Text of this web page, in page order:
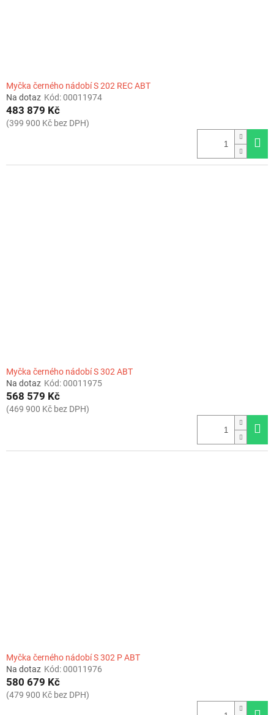
Myčka černého nádobí S 202 REC ABT
Na dotaz Kód:00011974
483 879 Kč
(399 900 Kč bez DPH)
Myčka černého nádobí S 302 ABT
Na dotaz Kód:00011975
568 579 Kč
(469 900 Kč bez DPH)
Myčka černého nádobí S 302 P ABT
Na dotaz Kód:00011976
580 679 Kč
(479 900 Kč bez DPH)